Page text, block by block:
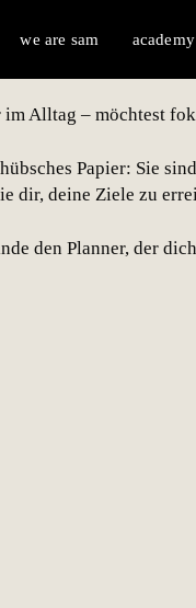
we are sam academy
Alltag – möchtest
Papier: Sie
dir, deine Ziele zu
den Planner, der